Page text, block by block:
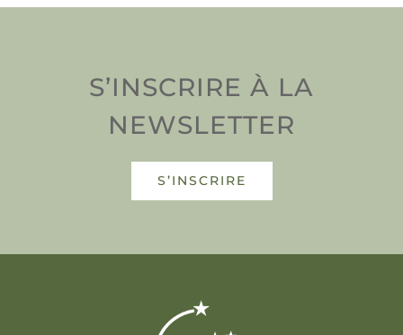
S’INSCRIRE À LA
NEWSLETTER
S’INSCRIRE